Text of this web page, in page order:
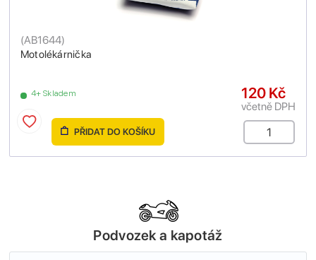
Motolékárnička
(AB1644)
4+ Skladem 120 Kč
včetně DPH
PŘIDAT DO KOŠÍKU
Podvozek a kapotáž